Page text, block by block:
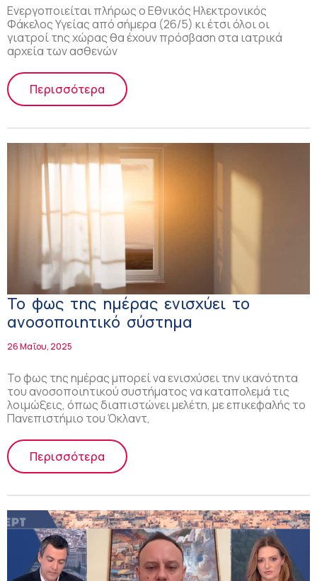
Ενεργοποιείται πλήρως ο Εθνικός Ηλεκτρονικός
Φάκελος Υγείας από σήμερα (26/5) κι έτσι όλοι οι
γιατροί της χώρας θα έχουν πρόσβαση στα ιατρικά
αρχεία των ασθενών
Περισσότερα
Το φως της ημέρας ενισχύει το
ανοσοποιητικό σύστημα
26 Μαΐου, 2025
Το φως της ημέρας μπορεί να ενισχύσει την ικανότητα
του ανοσοποιητικού συστήματος να καταπολεμά τις
λοιμώξεις, όπως διαπιστώνει μελέτη, με επικεφαλής το
Πανεπιστήμιο του Όκλαντ,
Περισσότερα